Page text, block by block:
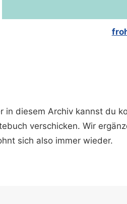
in diesem Archiv kannst du
verschicken. Wir
sich also immer wieder.